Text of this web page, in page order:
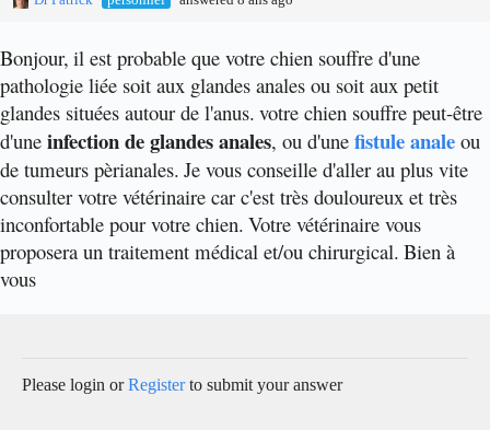
Bonjour, il est probable que votre chien souffre d'une
pathologie liée soit aux glandes anales ou soit aux petit
glandes situées autour de l'anus. votre chien souffre peut-être
d'une infection de glandes anales, ou d'une fistule anale ou
de tumeurs pèrianales. Je vous conseille d'aller au plus vite
consulter votre vétérinaire car c'est très douloureux et très
inconfortable pour votre chien. Votre vétérinaire vous
proposera un traitement médical et/ou chirurgical. Bien à
vous
Please login orRegisterto submit your answer